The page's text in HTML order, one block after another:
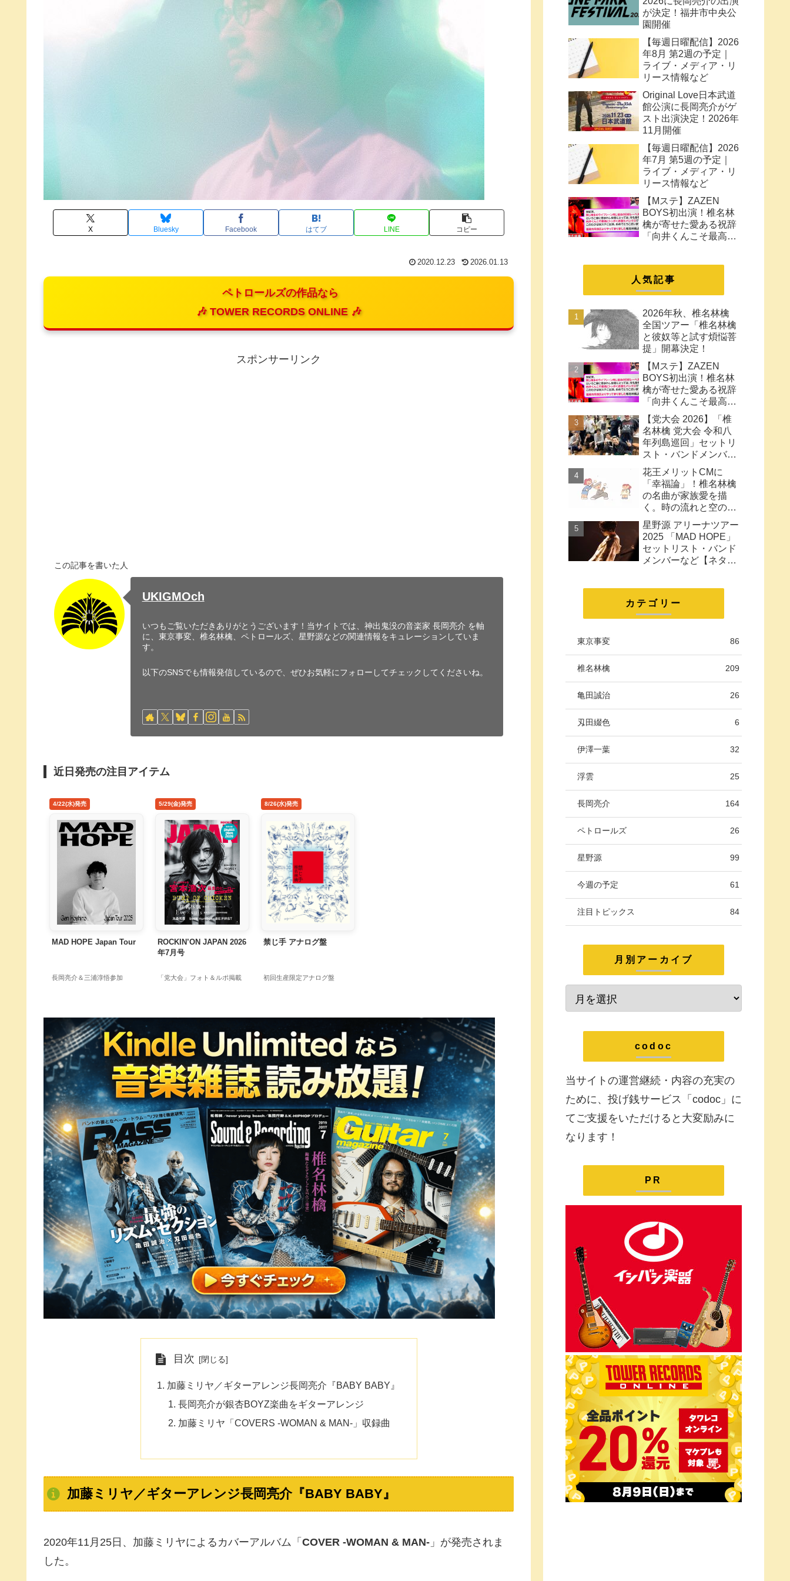
X Bluesky Facebook はてブ LINE コピー
2020.12.23 2026.01.13
ペトロールズの作品なら
🎶 TOWER RECORDS ONLINE 🎶
スポンサーリンク
この記事を書いた人
UKIGMOch
いつもご覧いただきありがとうございます！当サイトでは、神出鬼没の音楽家 長岡亮介 を軸
に、東京事変、椎名林檎、ペトロールズ、星野源などの関連情報をキュレーションしていま
す。
以下のSNSでも情報発信しているので、ぜひお気軽にフォローしてチェックしてくださいね。
近日発売の注目アイテム
4/22(水)発売
MAD HOPE Japan Tour
長岡亮介＆三浦淳悟参加
5/29(金)発売
ROCKIN’ON JAPAN 2026
年7月号
「党大会」フォト＆ルポ掲載
8/26(水)発売
禁じ手 アナログ盤
初回生産限定アナログ盤
目次
加藤ミリヤ／ギターアレンジ長岡亮介『BABY BABY』
長岡亮介が銀杏BOYZ楽曲をギターアレンジ
加藤ミリヤ「COVERS -WOMAN & MAN-」収録曲
加藤ミリヤ／ギターアレンジ長岡亮介『BABY BABY』
2020年11月25日、加藤ミリヤによるカバーアルバム「 COVER -WOMAN & MAN- 」が発売されま
した。
が決定！福井市中央公
園開催
【毎週日曜配信】2026
年8月 第2週の予定｜
ライブ・メディア・リ
リース情報など
Original Love日本武道
館公演に長岡亮介がゲ
スト出演決定！2026年
11月開催
【毎週日曜配信】2026
年7月 第5週の予定｜
ライブ・メディア・リ
リース情報など
【Mステ】ZAZEN
BOYS初出演！椎名林
檎が寄せた愛ある祝辞
「向井くんこそ最高に
人気記事
2026年秋、椎名林檎
全国ツアー「椎名林檎
と彼奴等と試す煩悩菩
提」開幕決定！
【Mステ】ZAZEN
BOYS初出演！椎名林
檎が寄せた愛ある祝辞
「向井くんこそ最高に
トッポく洒落たパンク
ス」と密接なコラボ史
まとめ
【党大会 2026】「椎
名林檎 党大会 令和八
年列島巡回」セットリ
スト・バンドメンバー
など【ネタバレ注意】
花王メリットCMに
「幸福論」！椎名林檎
の名曲が家族愛を描
く。時の流れと空の色
に何も望みはしない様
に。
星野源 アリーナツアー
2025 「MAD HOPE」
セットリスト・バンド
メンバーなど【ネタバ
カテゴリー
東京事変 86
椎名林檎 209
亀田誠治 26
刄田綴色 6
伊澤一葉 32
浮雲 25
長岡亮介 164
ペトロールズ 26
星野源 99
今週の予定 61
注目トピックス 84
月別アーカイブ
codoc
当サイトの運営継続・内容の充実の
ために、投げ銭サービス「codoc」に
てご支援をいただけると大変励みに
なります！
PR